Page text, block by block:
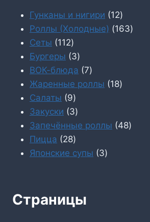
Гунканы и нигири 1212
товаров
Роллы (Холодные) 163163
Сеты 112112
товаров
Бургеры 33
товара
ВОК-блюда 77
товаров
Жаренные роллы 1818
Салаты 99
товаров
Закуски 33
товара
Запечённые роллы 4848
Пицца 2828
товаров
Японские супы 33
Страницы